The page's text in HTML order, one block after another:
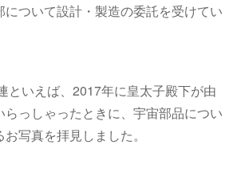
について設計・製造の委託を受けてい
いえば、2017年に皇太子殿下が由
らっしゃったときに、宇宙部品につい
写真を拝見しました。